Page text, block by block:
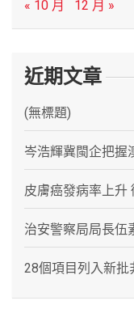
« 10 月
12 月 »
近期文章
(無標題)
岑浩輝冀閩企把握
皮膚癌發病率上升
治安警察局局長伍
28個項目列入新批